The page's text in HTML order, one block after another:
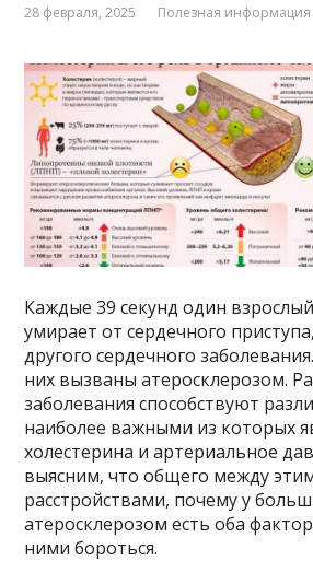
28 февраля, 2025 Полезная информация
Каждые 39 секунд один
умирает от сердечного
другого сердечного
них вызваны атеросклерозом.
заболевания способствуют
наиболее важными из которых
холестерина и артериальное
выясним, что общего между
расстройствами, почему у
атеросклерозом есть оба
ними бороться.